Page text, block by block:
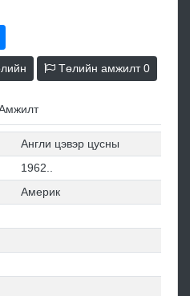
Төлийн амжилт0
Англи цэвэр цусны
1962..
Америк